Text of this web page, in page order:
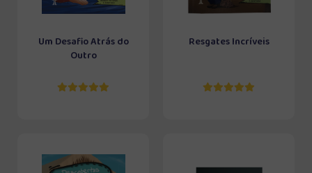
Um Desafio Atrás do
Outro
Resgates Incríveis